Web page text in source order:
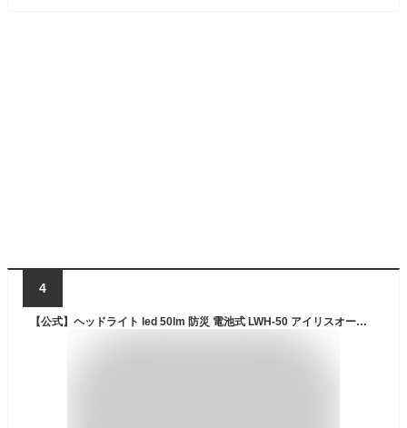
4
【公式】ヘッドライト led 50lm 防災 電池式 LWH-50 アイリスオーヤマ ヘッドライト 釣り作業灯 防水 投光器 ヘッドライト LEDヘッドライト 50ml LED 防雨 防塵 防雨型 作業場 アウトドア 山登り つり 夜間 ライト 点検 警備 暗所 停電 災害 非常時 防水 ヘルメット